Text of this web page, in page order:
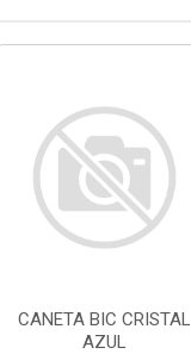
CANETA BIC CRISTAL
AZUL